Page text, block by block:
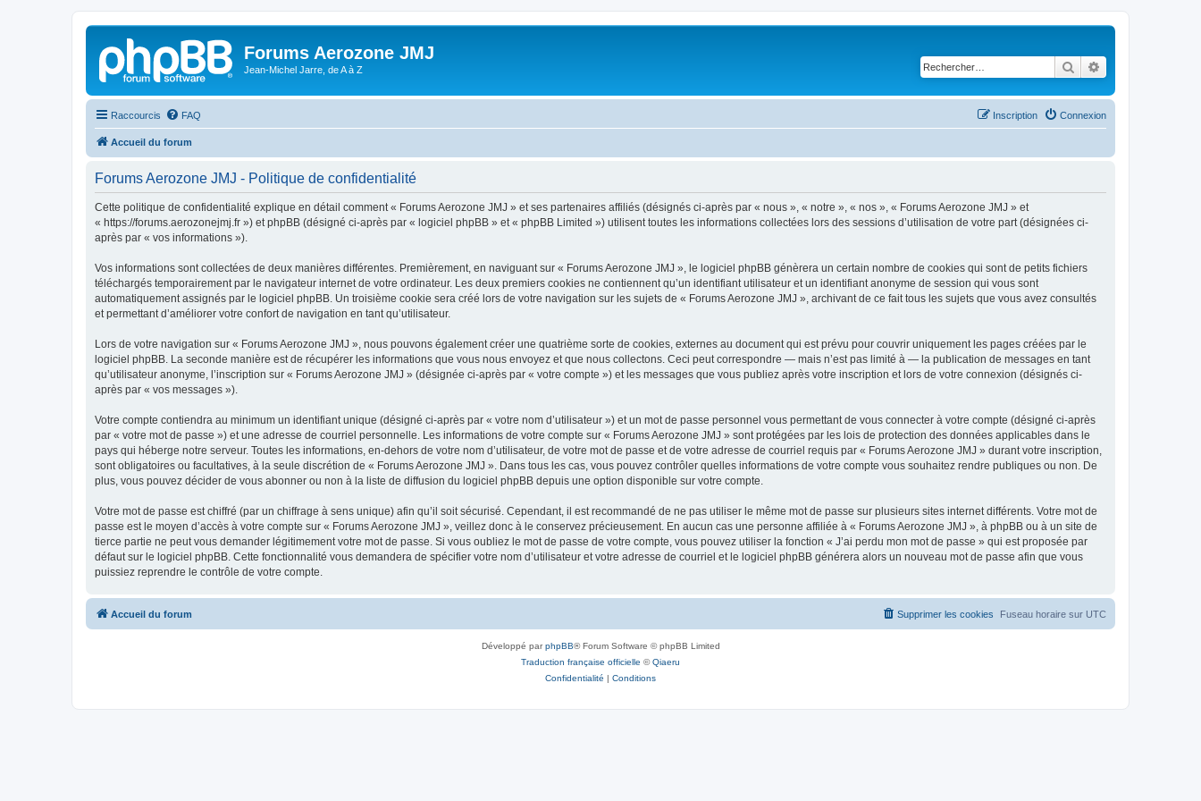
Forums Aerozone JMJ
Jean-Michel Jarre, de A à Z Rechercher
Raccourcis FAQ Connexion
Inscription
Accueil du forum
Forums Aerozone JMJ - Politique de confidentialité
Cette politique de confidentialité explique en détail comment « Forums Aerozone JMJ » et ses partenaires affiliés (désignés ci-après par « nous », « notre », « nos », « Forums Aerozone JMJ » et
« https://forums.aerozonejmj.fr ») et phpBB (désigné ci-après par « logiciel phpBB » et « phpBB Limited ») utilisent toutes les informations collectées lors des sessions d’utilisation de votre part (désignées ci-
après par « vos informations »).
Vos informations sont collectées de deux manières différentes. Premièrement, en naviguant sur « Forums Aerozone JMJ », le logiciel phpBB génèrera un certain nombre de cookies qui sont de petits fichiers
téléchargés temporairement par le navigateur internet de votre ordinateur. Les deux premiers cookies ne contiennent qu’un identifiant utilisateur et un identifiant anonyme de session qui vous sont
automatiquement assignés par le logiciel phpBB. Un troisième cookie sera créé lors de votre navigation sur les sujets de « Forums Aerozone JMJ », archivant de ce fait tous les sujets que vous avez consultés
et permettant d’améliorer votre confort de navigation en tant qu’utilisateur.
Lors de votre navigation sur « Forums Aerozone JMJ », nous pouvons également créer une quatrième sorte de cookies, externes au document qui est prévu pour couvrir uniquement les pages créées par le
logiciel phpBB. La seconde manière est de récupérer les informations que vous nous envoyez et que nous collectons. Ceci peut correspondre — mais n’est pas limité à — la publication de messages en tant
qu’utilisateur anonyme, l’inscription sur « Forums Aerozone JMJ » (désignée ci-après par « votre compte ») et les messages que vous publiez après votre inscription et lors de votre connexion (désignés ci-
après par « vos messages »).
Votre compte contiendra au minimum un identifiant unique (désigné ci-après par « votre nom d’utilisateur ») et un mot de passe personnel vous permettant de vous connecter à votre compte (désigné ci-après
par « votre mot de passe ») et une adresse de courriel personnelle. Les informations de votre compte sur « Forums Aerozone JMJ » sont protégées par les lois de protection des données applicables dans le
pays qui héberge notre serveur. Toutes les informations, en-dehors de votre nom d’utilisateur, de votre mot de passe et de votre adresse de courriel requis par « Forums Aerozone JMJ » durant votre inscription,
sont obligatoires ou facultatives, à la seule discrétion de « Forums Aerozone JMJ ». Dans tous les cas, vous pouvez contrôler quelles informations de votre compte vous souhaitez rendre publiques ou non. De
plus, vous pouvez décider de vous abonner ou non à la liste de diffusion du logiciel phpBB depuis une option disponible sur votre compte.
Votre mot de passe est chiffré (par un chiffrage à sens unique) afin qu’il soit sécurisé. Cependant, il est recommandé de ne pas utiliser le même mot de passe sur plusieurs sites internet différents. Votre mot de
passe est le moyen d’accès à votre compte sur « Forums Aerozone JMJ », veillez donc à le conservez précieusement. En aucun cas une personne affiliée à « Forums Aerozone JMJ », à phpBB ou à un site de
tierce partie ne peut vous demander légitimement votre mot de passe. Si vous oubliez le mot de passe de votre compte, vous pouvez utiliser la fonction « J’ai perdu mon mot de passe » qui est proposée par
défaut sur le logiciel phpBB. Cette fonctionnalité vous demandera de spécifier votre nom d’utilisateur et votre adresse de courriel et le logiciel phpBB générera alors un nouveau mot de passe afin que vous
puissiez reprendre le contrôle de votre compte.
Accueil du forum Fuseau horaire sur UTC
Supprimer les cookies
Développé parphpBB® Forum Software © phpBB Limited
Traduction française officielle ©Qiaeru
Confidentialité | Conditions